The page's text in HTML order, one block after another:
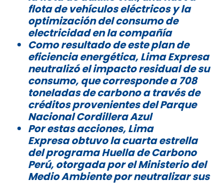
flota de vehículos eléctricos y la
optimización del consumo de
electricidad en la compañía
Como resultado de este plan de
eficiencia energética, Lima Expresa
neutralizó el impacto residual de su
consumo, que corresponde a 708
toneladas de carbono a través de
créditos provenientes del Parque
Nacional Cordillera Azul
Por estas acciones, Lima
Expresa obtuvo la cuarta estrella
del programa Huella de Carbono
Perú, otorgada por el Ministerio del
Medio Ambiente por neutralizar sus